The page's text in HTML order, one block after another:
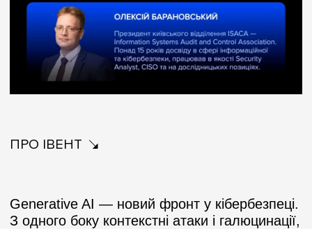
ПРО ІВЕНТ
Generative AI — новий фронт у кібербезпеці.
З одного боку контекстні атаки і галюцинації,